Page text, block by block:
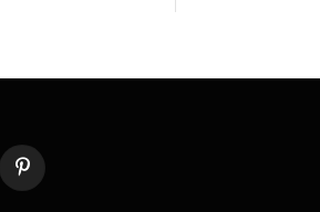
Pinterest